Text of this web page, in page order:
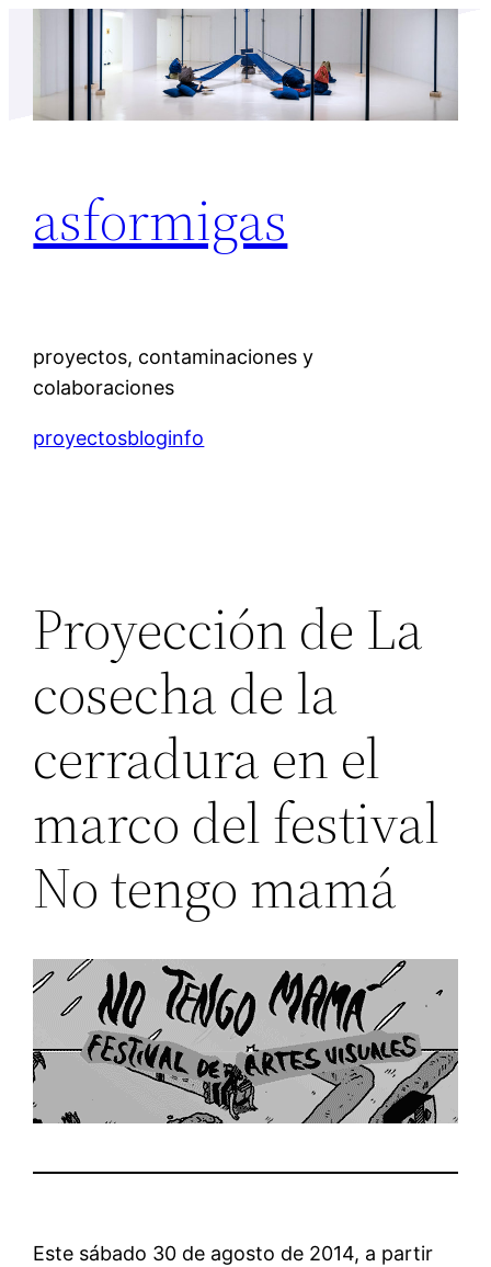
contenido
asformigas
proyectos, contaminaciones y
colaboraciones
proyectosbloginfo
Proyección de La
cosecha de la
cerradura en el
marco del festival
No tengo mamá
Este sábado 30 de agosto de 2014, a partir